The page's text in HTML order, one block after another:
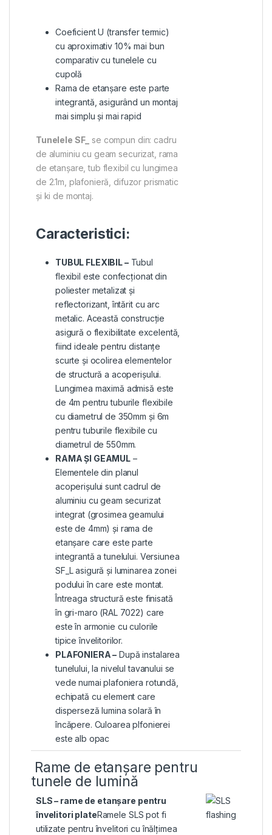
Coeficient U (transfer termic)
cu aproximativ 10% mai bun
comparativ cu tunelele cu
cupolă
Rama de etanșare este parte
integrantă, asigurând un montaj
mai simplu și mai rapid
Tunelele SF_ se compun din: cadru
de aluminiu cu geam securizat, rama
de etanșare, tub flexibil cu lungimea
de 2.1m, plafonieră, difuzor prismatic
și ki de montaj.
Caracteristici:
TUBUL FLEXIBIL –Tubul
flexibil este confecționat din
poliester metalizat și
reflectorizant, întărit cu arc
metalic. Această construcție
asigură o flexibilitate excelentă,
fiind ideale pentru distanțe
scurte și ocolirea elementelor
de structură a acoperișului.
Lungimea maximă admisă este
de 4m pentru tuburile flexibile
cu diametrul de 350mm și 6m
pentru tuburile flexibile cu
diametrul de 550mm.
RAMA ȘI GEAMUL –
Elementele din planul
acoperișului sunt cadrul de
aluminiu cu geam securizat
integrat (grosimea geamului
este de 4mm) și rama de
etanșare care este parte
integrantă a tunelului. Versiunea
SF_L asigură și luminarea zonei
podului în care este montat.
Întreaga structură este finisată
în gri-maro (RAL 7022) care
este în armonie cu culorile
tipice învelitorilor.
PLAFONIERA – După instalarea
tunelului, la nivelul tavanului se
vede numai plafoniera rotundă,
echipată cu element care
disperseză lumina solară în
încăpere. Culoarea plfonierei
este alb opac
Rame de etanșare pentru
tunele de lumină
SLS – rame de etanșare pentru
învelitori plateRamele SLS pot fi
utilizate pentru învelitori cu înălțimea